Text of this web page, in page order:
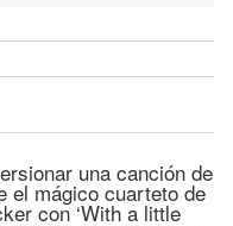
una canción de
el mágico cuarteto de
con ‘With a little